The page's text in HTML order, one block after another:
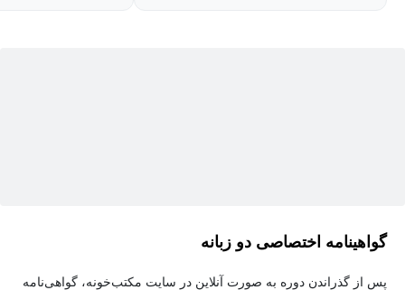
گواهینامه اختصاصی دو زبانه
پس از گذراندن دوره به صورت آنلاین در سایت مکتب‌خونه، گواهی‌نامه